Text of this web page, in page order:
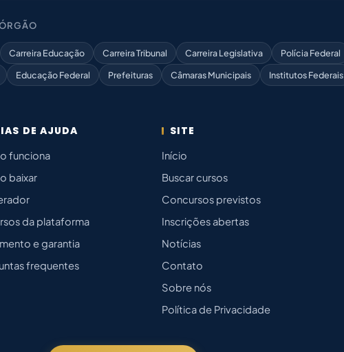
Carreira Educação Carreira Tribunal Carreira Legislativa Polícia Federal
Educação Federal Prefeituras Câmaras Municipais Institutos Federais
DE AJUDA
funciona
baixar
da plataforma
e garantia
frequentes
SITE
Início
Buscar cursos
Concursos previstos
Inscrições abertas
Notícias
Contato
Sobre nós
Política de Privacidade